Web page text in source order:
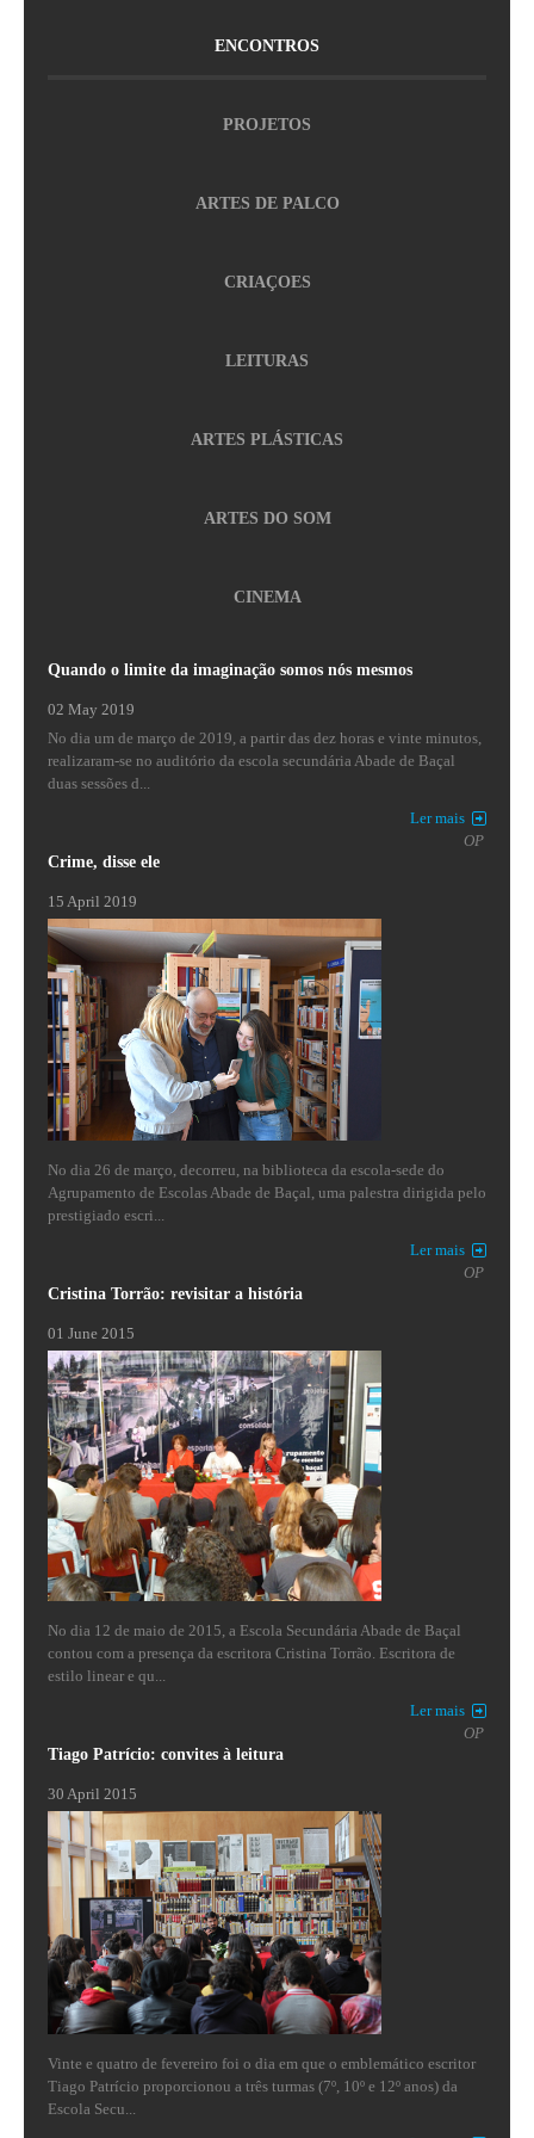
ENCONTROS
PROJETOS
ARTES DE PALCO
CRIAÇOES
LEITURAS
ARTES PLÁSTICAS
ARTES DO SOM
CINEMA
Quando o limite da imaginação somos nós mesmos
02 May 2019
No dia um de março de 2019, a partir das dez horas e vinte minutos,
realizaram-se no auditório da escola secundária Abade de Baçal
duas sessões d...
Ler mais
OP
Crime, disse ele
15 April 2019
No dia 26 de março, decorreu, na biblioteca da escola-sede do
Agrupamento de Escolas Abade de Baçal, uma palestra dirigida pelo
prestigiado escri...
Ler mais
OP
Cristina Torrão: revisitar a história
01 June 2015
No dia 12 de maio de 2015, a Escola Secundária Abade de Baçal
contou com a presença da escritora Cristina Torrão. Escritora de
estilo linear e qu...
Ler mais
OP
Tiago Patrício: convites à leitura
30 April 2015
Vinte e quatro de fevereiro foi o dia em que o emblemático escritor
Tiago Patrício proporcionou a três turmas (7º, 10º e 12º anos) da
Escola Secu...